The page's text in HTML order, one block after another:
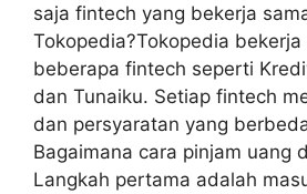
saja fintech yang bekerja
Tokopedia?Tokopedia
beberapa fintech seperti
dan Tunaiku. Setiap fintech
dan persyaratan yang
Bagaimana cara pinjam uang
Langkah pertama adalah